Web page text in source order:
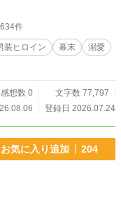
にあるのは、絶対に忘れら
（過激シーンは★をタイト
が、大人向けです。第二部
。
件
装ヒロイン 幕末
溺愛
感想数 0
文字数 77,797
登録日 2026.07.24
お気に入り追加 204